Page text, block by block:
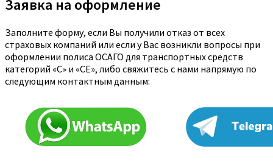
Заявка на оформление
Заполните форму, если Вы получили отказ от всех
страховых компаний или если у Вас возникли вопросы при
оформлении полиса ОСАГО для транспортных средств
категорий «C» и «CE», либо свяжитесь с нами напрямую по
следующим контактным данным: